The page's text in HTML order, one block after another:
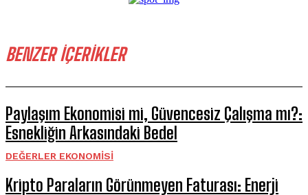
BENZER İÇERİKLER
Paylaşım Ekonomisi mi, Güvencesiz Çalışma mı?:
Esnekliğin Arkasındaki Bedel
DEĞERLER EKONOMISI
Kripto Paraların Görünmeyen Faturası: Enerji